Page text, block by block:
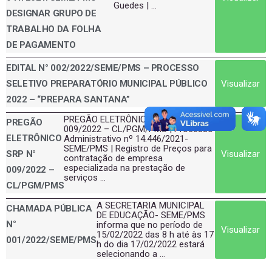
DESIGNAR GRUPO DE
TRABALHO DA FOLHA
DE PAGAMENTO
Guedes | ...
EDITAL N° 002/2022/SEME/PMS – PROCESSO
SELETIVO PREPARATÓRIO MUNICIPAL PÚBLICO
2022 – “PREPARA SANTANA”
Visualizar
PREGÃO
ELETRÔNICO
SRP N°
009/2022 –
CL/PGM/PMS
PREGÃO ELETRÔNICO SRP N°
009/2022 – CL/PGM/PMS | Processo
Administrativo nº 14.446/2021-
SEME/PMS | Registro de Preços para
contratação de empresa
especializada na prestação de
serviços ...
Visualizar
CHAMADA PÚBLICA
N°
001/2022/SEME/PMS
A SECRETARIA MUNICIPAL
DE EDUCAÇÃO- SEME/PMS
informa que no período de
15/02/2022 das 8 h até às 17
h do dia 17/02/2022 estará
selecionando a ...
Visualizar